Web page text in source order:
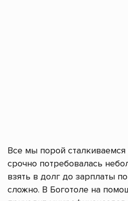
Все мы порой сталкиваемся
срочно потребовалась
взять в долг до зарплаты
сложно. В Боготоле на